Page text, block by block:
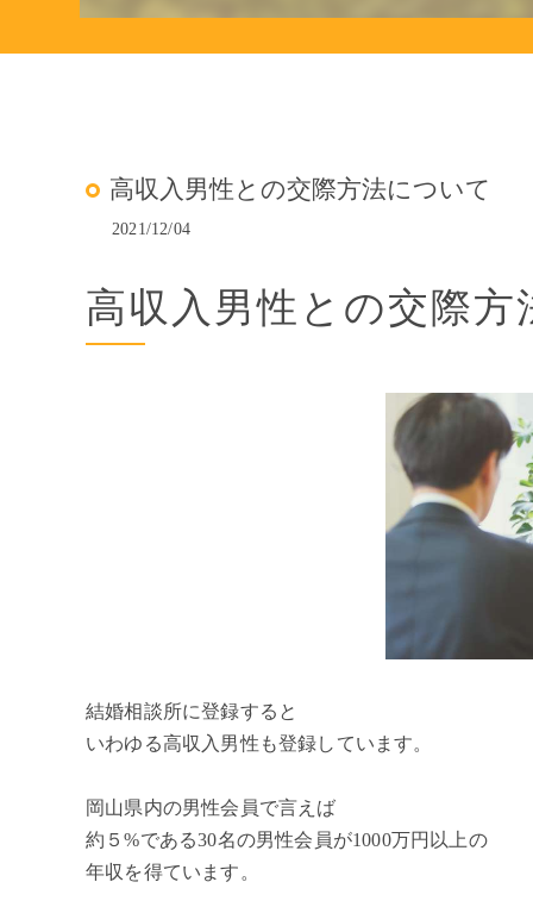
高収入男性との交際方法について
2021/12/04
高収入男性との交際方
結婚相談所に登録すると
いわゆる高収入男性も登録しています。
岡山県内の男性会員で言えば
約５%である30名の男性会員が1000万円以上の
年収を得ています。